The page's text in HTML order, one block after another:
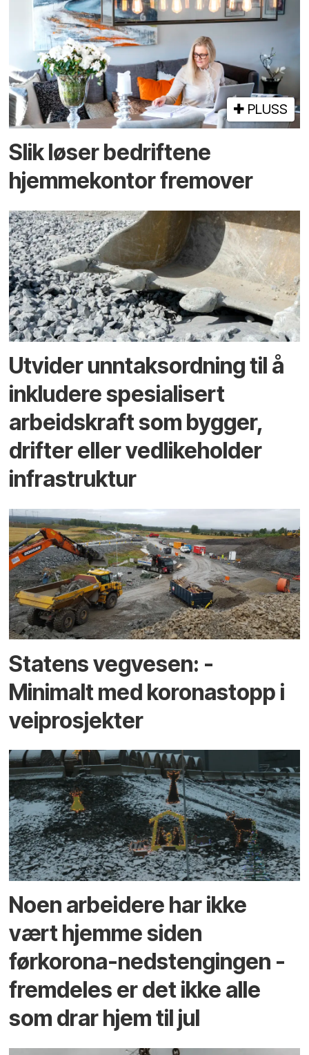
PLUSS
Slik løser bedriftene
hjemmekontor fremover
Utvider unntaksordning til å
inkludere spesialisert
arbeidskraft som bygger,
drifter eller vedlikeholder
infrastruktur
Statens vegvesen: -
Minimalt med koronastopp i
veiprosjekter
Noen arbeidere har ikke
vært hjemme siden
førkorona-nedstengingen -
fremdeles er det ikke alle
som drar hjem til jul